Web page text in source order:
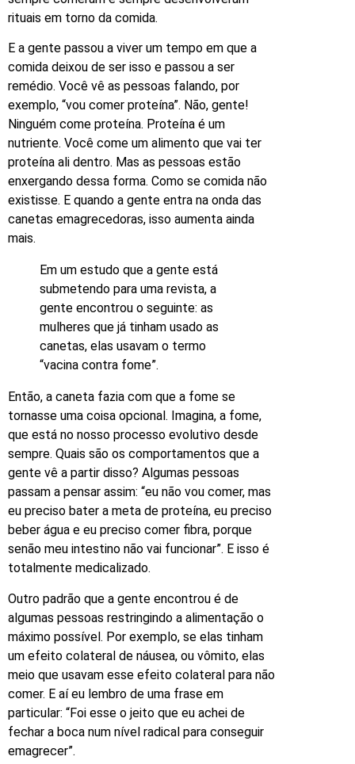
rituais em torno da comida.
E a gente passou a viver um tempo em que a
comida deixou de ser isso e passou a ser
remédio. Você vê as pessoas falando, por
exemplo, “vou comer proteína”. Não, gente!
Ninguém come proteína. Proteína é um
nutriente. Você come um alimento que vai ter
proteína ali dentro. Mas as pessoas estão
enxergando dessa forma. Como se comida não
existisse. E quando a gente entra na onda das
canetas emagrecedoras, isso aumenta ainda
mais.
Em um estudo que a gente está
submetendo para uma revista, a
gente encontrou o seguinte: as
mulheres que já tinham usado as
canetas, elas usavam o termo
“vacina contra fome”.
Então, a caneta fazia com que a fome se
tornasse uma coisa opcional. Imagina, a fome,
que está no nosso processo evolutivo desde
sempre. Quais são os comportamentos que a
gente vê a partir disso? Algumas pessoas
passam a pensar assim: “eu não vou comer, mas
eu preciso bater a meta de proteína, eu preciso
beber água e eu preciso comer fibra, porque
senão meu intestino não vai funcionar”. E isso é
totalmente medicalizado.
Outro padrão que a gente encontrou é de
algumas pessoas restringindo a alimentação o
máximo possível. Por exemplo, se elas tinham
um efeito colateral de náusea, ou vômito, elas
meio que usavam esse efeito colateral para não
comer. E aí eu lembro de uma frase em
particular: “Foi esse o jeito que eu achei de
fechar a boca num nível radical para conseguir
emagrecer”.